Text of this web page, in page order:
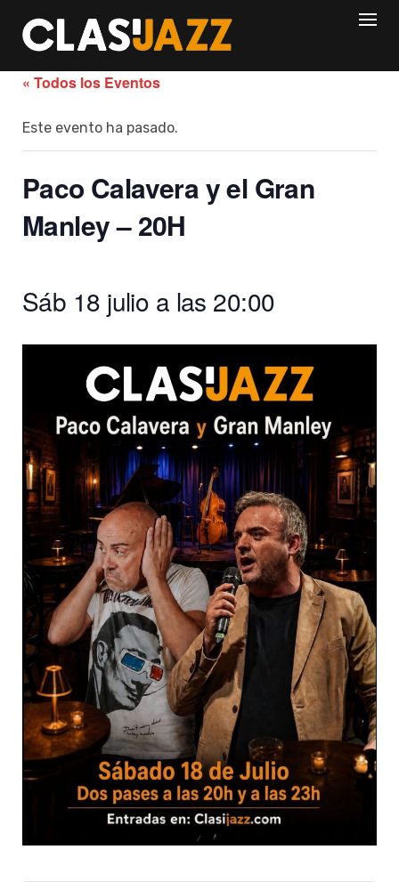
content
« Todos los Eventos
Este evento ha pasado.
Paco Calavera y el Gran
Manley – 20H
Sáb 18 julio a las 20:00